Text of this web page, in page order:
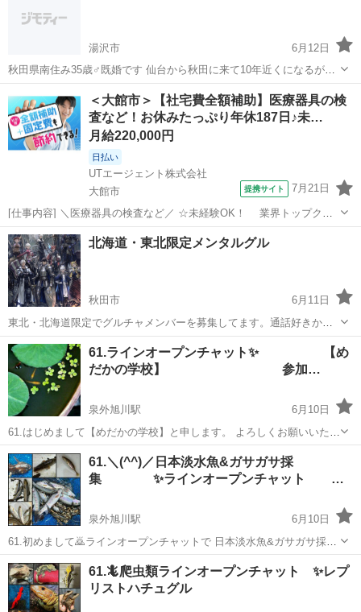
湯沢市
6月12日
秋田県南住み35歳♂既婚です 仙台から秋田に来て10年近くになるが仲
の良い人がいないのが寂しいです。 趣味は多趣味で釣り、カラオケ、
料理、いろいろやります カラオケ行きたいですなあ
LINE友達 35歳
＜大館市＞【社宅費全額補助】医療器具の検
査など！お休みたっぷり年休187日♪未…
月給220,000円
日払い
UTエージェント株式会社
大館市
提携サイト 7月21日
[仕事内容] ＼医療器具の検査など／ ☆未経験OK！ 業界トップクラ
スの医薬品受託製造メーカーでのお仕事◎ ＜具体的には…＞ ◆装置オ
ペレーション →マシンの起動・不具合時の対応 ◆製品検査 →異
物混入・キズ・汚れ...
秋田 大館市 工場
北海道・東北限定メンタルグル
秋田市
6月11日
東北・北海道限定でグルチャメンバーを募集してます。通話好きから
チャット好きな方どんなかたでも構いません。また管理人・管理人補
佐ともメンタルを病んでます。メンバーもにもそういう方がいますの
で気軽に応募してみて下さい。
秋田 秋田市 グルチャ メンタルグル
61.ラインオープンチャット✨ 【め
だかの学校】 参加…
泉外旭川駅
6月10日
61.はじめまして【めだかの学校】と申します。 よろしくお願いいたし
ます。 ラインオプチャコミュニティとして活動中です。 今回はメンバ
ー募集のお知らせになります。 メンバー数100人のグループですが、
トラブルもなく和気藹々と...
秋田 秋田市 泉外旭川駅 グルチャ メダカ
61.＼(^^)／日本淡水魚&ガサガサ採
集 ✨ラインオープンチャット …
泉外旭川駅
6月10日
61.初めまして🙇ラインオープンチャットで 日本淡水魚&ガサガサ採集
活動コミュニティ をしておりますTEAMGASAと申します。 タナゴ、
メダカ、オヤニラミ、雷魚、ナマズ ムギツク、カマツカ、ギギ、ウナ
ギ、アカハライモリ、モ...
秋田 秋田市 泉外旭川駅 グルチャ オヤニラミ
61.🦎爬虫類ラインオープンチャット ✨レプ
リストハチュグル